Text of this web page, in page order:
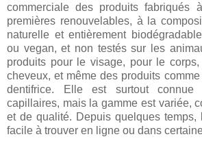
commerciale des produits fabriqués
premières renouvelables, à la
naturelle et entièrement
ou vegan, et non testés sur les
produits pour le visage, pour le
cheveux, et même des produits
dentifrice. Elle est surtout connue
capillaires, mais la gamme est variée,
et de qualité. Depuis quelques temps,
facile à trouver en ligne ou dans